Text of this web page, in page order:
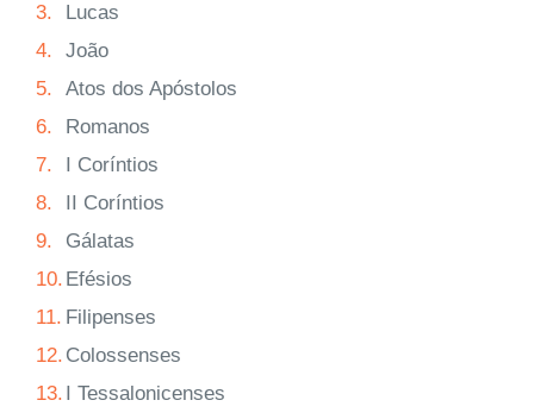
3.
Lucas
4.
João
5.
Atos dos Apóstolos
6.
Romanos
7.
I Coríntios
8.
II Coríntios
9.
Gálatas
10. Efésios
11. Filipenses
12. Colossenses
13. I Tessalonicenses